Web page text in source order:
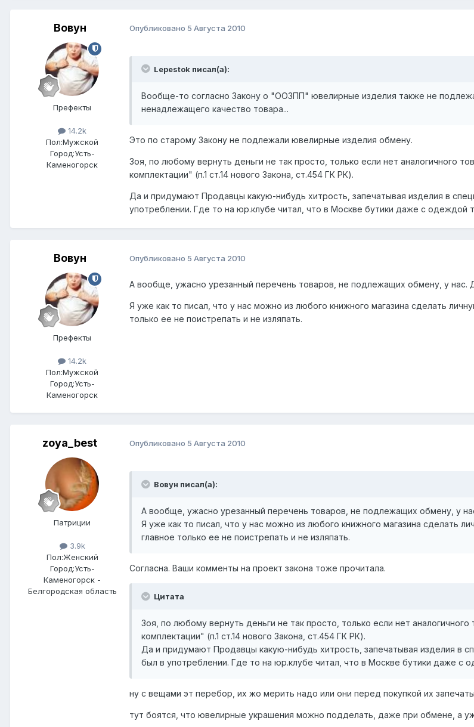
Вовун
Префекты
14.2k
Пол:Мужской
Город:Усть-
Каменогорск
Опубликовано 5 Августа 2010
Lepestok писал(а):
Вообще-то согласно Закону о "ООЗПП" ювелирные изделия также не
ненадлежащего качество товара...
Это по старому Закону не подлежали ювелирные изделия обмену.
Зоя, по любому вернуть деньги не так просто, только если нет аналогичного
комплектации" (п.1 ст.14 нового Закона, ст.454 ГК РК).
Да и придумают Продавцы какую-нибудь хитрость, запечатывая изделия в
употреблении. Где то на юр.клубе читал, что в Москве бутики даже с одеждой
Вовун
Префекты
14.2k
Пол:Мужской
Город:Усть-
Каменогорск
Опубликовано 5 Августа 2010
А вообще, ужасно урезанный перечень товаров, не подлежащих обмену, у нас.
Я уже как то писал, что у нас можно из любого книжного магазина сделать
только ее не поистрепать и не изляпать.
zoya_best
Патриции
3.9k
Пол:Женский
Город:Усть-
Каменогорск -
Белгородская область
Опубликовано 5 Августа 2010
Вовун писал(а):
А вообще, ужасно урезанный перечень товаров, не подлежащих обмену, у
Я уже как то писал, что у нас можно из любого книжного магазина сделать
главное только ее не поистрепать и не изляпать.
Согласна. Ваши комменты на проект закона тоже прочитала.
Цитата
Зоя, по любому вернуть деньги не так просто, только если нет
комплектации" (п.1 ст.14 нового Закона, ст.454 ГК РК).
Да и придумают Продавцы какую-нибудь хитрость, запечатывая изделия в
был в употреблении. Где то на юр.клубе читал, что в Москве бутики даже с
ну с вещами эт перебор, их жо мерить надо или они перед покупкой их
тут боятся, что ювелирные украшения можно подделать, даже при обмене, а